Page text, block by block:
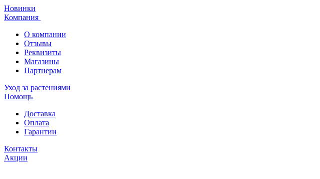
Новинки
Компания
О компании
Отзывы
Реквизиты
Магазины
Партнерам
Уход за растениями
Помощь
Доставка
Оплата
Гарантии
Контакты
Акции